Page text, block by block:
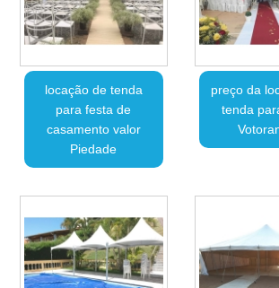
locação de tenda
para festa de
casamento valor
Piedade
preço da
tenda